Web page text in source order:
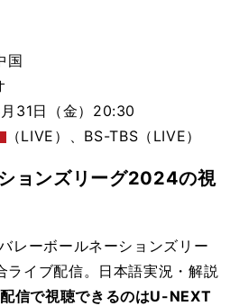
国
31日（金）20:30
（LIVE）、BS-TBS（LIVE）
ョンズリーグ2024の視
レーボールネーションズリー
イブ配信。 日本語実況・解説
信で視聴できるのはU-NEXT